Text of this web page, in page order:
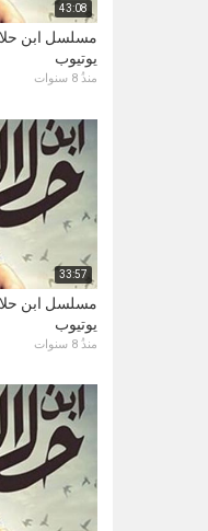
43:08
يوتيوب
منذُ 8 سنوات
33:57
يوتيوب
منذُ 8 سنوات